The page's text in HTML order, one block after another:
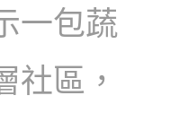
一包蔬
社區，